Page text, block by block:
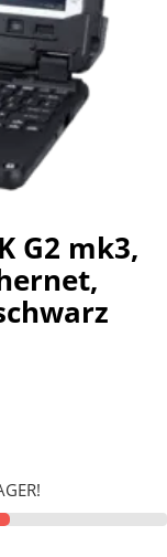
G2 mk3,